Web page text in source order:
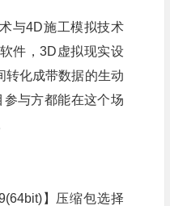
与4D施工模拟技术
件，3D虚拟现实设
转化成带数据的生动
参与方都能在这个场
】压缩包选择